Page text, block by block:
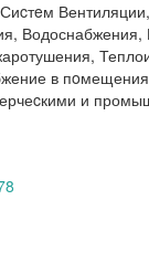
Водоснабжения,
в
и